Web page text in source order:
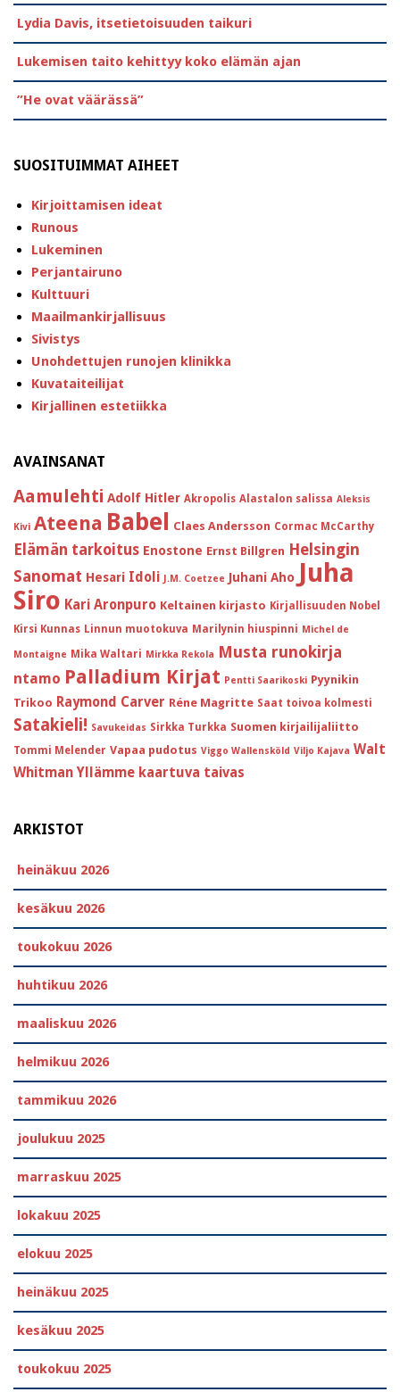
Lydia Davis, itsetietoisuuden taikuri
Lukemisen taito kehittyy koko elämän ajan
”He ovat väärässä”
SUOSITUIMMAT AIHEET
Kirjoittamisen ideat
Runous
Lukeminen
Perjantairuno
Kulttuuri
Maailmankirjallisuus
Sivistys
Unohdettujen runojen klinikka
Kuvataiteilijat
Kirjallinen estetiikka
AVAINSANAT
Aamulehti Adolf Hitler Akropolis Alastalon salissa Aleksis
Kivi Ateena Babel Claes Andersson Cormac McCarthy
Elämän tarkoitus Enostone Ernst Billgren Helsingin
Sanomat Hesari Idoli J.M. Coetzee Juhani Aho Juha
Siro Kari Aronpuro Keltainen kirjasto Kirjallisuuden Nobel
Kirsi Kunnas Linnun muotokuva Marilynin hiuspinni Michel de
Montaigne Mika Waltari Mirkka Rekola Musta runokirja
ntamo Palladium Kirjat Pentti Saarikoski Pyynikin
Trikoo Raymond Carver Réne Magritte Saat toivoa kolmesti
Satakieli! Savukeidas Sirkka Turkka Suomen kirjailijaliitto
Tommi Melender Vapaa pudotus Viggo Wallensköld Viljo Kajava Walt
Whitman Yllämme kaartuva taivas
ARKISTOT
heinäkuu 2026
kesäkuu 2026
toukokuu 2026
huhtikuu 2026
maaliskuu 2026
helmikuu 2026
tammikuu 2026
joulukuu 2025
marraskuu 2025
lokakuu 2025
elokuu 2025
heinäkuu 2025
kesäkuu 2025
toukokuu 2025